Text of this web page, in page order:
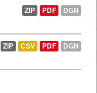
ZIP PDF DGN
ZIP CSV PDF DGN